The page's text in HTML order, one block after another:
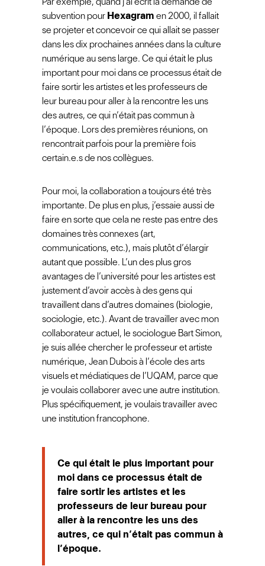
subvention pour Hexagram en 2000, il fallait
se projeter et concevoir ce qui allait se passer
dans les dix prochaines années dans la culture
numérique au sens large. Ce qui était le plus
important pour moi dans ce processus était de
faire sortir les artistes et les professeurs de
leur bureau pour aller à la rencontre les uns
des autres, ce qui n’était pas commun à
l’époque. Lors des premières réunions, on
rencontrait parfois pour la première fois
certain.e.s de nos collègues.
Pour moi, la collaboration a toujours été très
importante. De plus en plus, j’essaie aussi de
faire en sorte que cela ne reste pas entre des
domaines très connexes (art,
communications, etc.), mais plutôt d’élargir
autant que possible. L’un des plus gros
avantages de l’université pour les artistes est
justement d’avoir accès à des gens qui
travaillent dans d’autres domaines (biologie,
sociologie, etc.). Avant de travailler avec mon
collaborateur actuel, le sociologue Bart Simon,
je suis allée chercher le professeur et artiste
numérique, Jean Dubois à l’école des arts
visuels et médiatiques de l’UQAM, parce que
je voulais collaborer avec une autre institution.
Plus spécifiquement, je voulais travailler avec
une institution francophone.
Ce qui était le plus important pour
moi dans ce processus était de
faire sortir les artistes et les
professeurs de leur bureau pour
aller à la rencontre les uns des
autres, ce qui n’était pas commun à
l’époque.